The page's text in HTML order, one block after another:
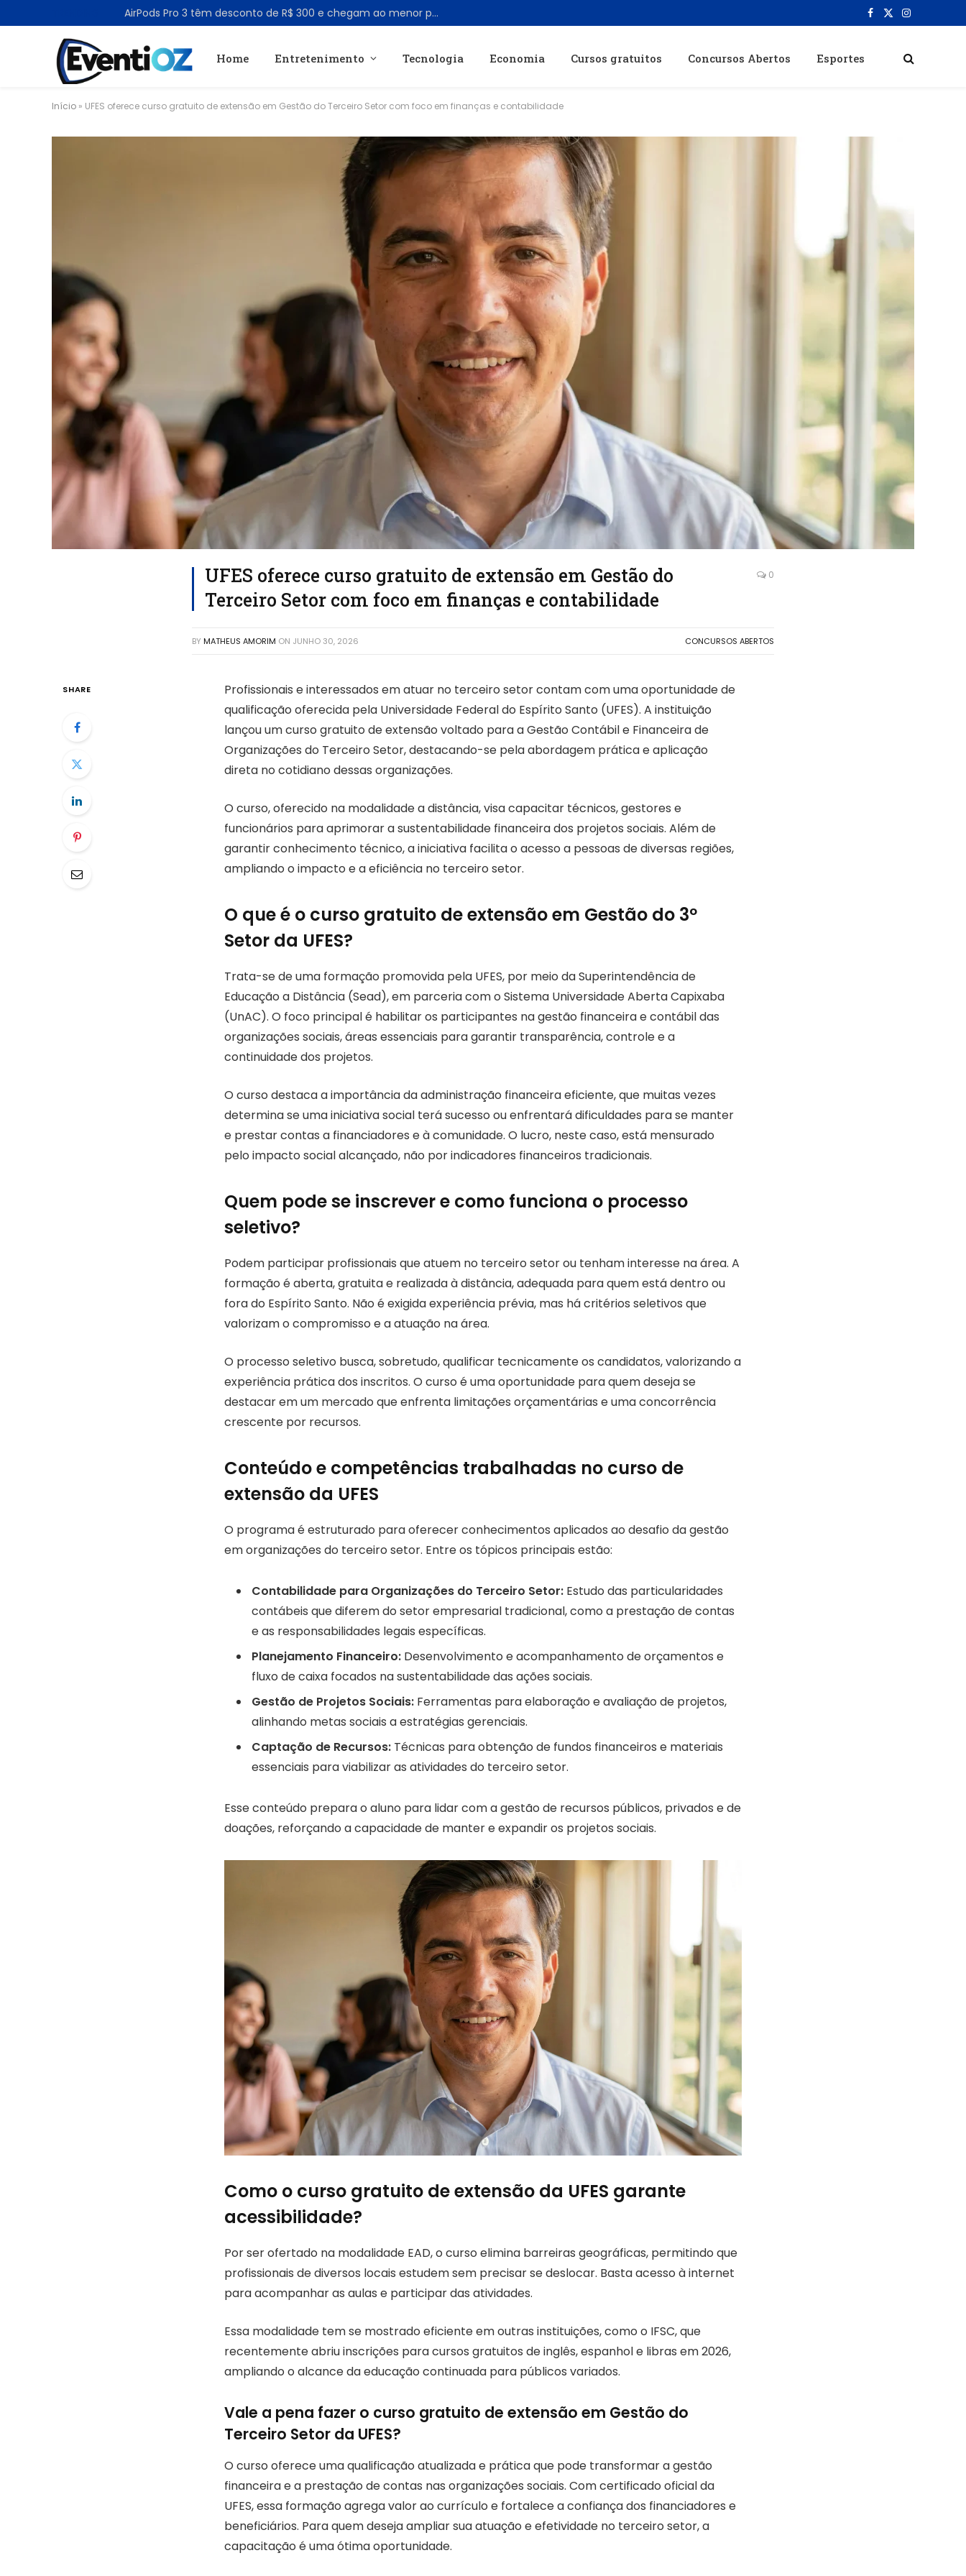
AirPods Pro 3 têm desconto de R$ 300 e chegam ao menor preço desde junho Facebook
X
Instagram
Home Entretenimento Tecnologia Economia Cursos gratuitos Concursos Abertos Esportes
Início » UFES oferece curso gratuito de extensão em Gestão do Terceiro Setor com foco em finanças e contabilidade
UFES oferece curso gratuito de extensão em Gestão do
Terceiro Setor com foco em finanças e contabilidade
0
BY MATHEUS AMORIM ON JUNHO 30, 2026 CONCURSOS ABERTOS
SHARE
Profissionais e interessados em atuar no terceiro setor contam com uma oportunidade de
qualificação oferecida pela Universidade Federal do Espírito Santo (UFES). A instituição
lançou um curso gratuito de extensão voltado para a Gestão Contábil e Financeira de
Organizações do Terceiro Setor, destacando-se pela abordagem prática e aplicação
direta no cotidiano dessas organizações.
O curso, oferecido na modalidade a distância, visa capacitar técnicos, gestores e
funcionários para aprimorar a sustentabilidade financeira dos projetos sociais. Além de
garantir conhecimento técnico, a iniciativa facilita o acesso a pessoas de diversas regiões,
ampliando o impacto e a eficiência no terceiro setor.
O que é o curso gratuito de extensão em Gestão do 3º
Setor da UFES?
Trata-se de uma formação promovida pela UFES, por meio da Superintendência de
Educação a Distância (Sead), em parceria com o Sistema Universidade Aberta Capixaba
(UnAC). O foco principal é habilitar os participantes na gestão financeira e contábil das
organizações sociais, áreas essenciais para garantir transparência, controle e a
continuidade dos projetos.
O curso destaca a importância da administração financeira eficiente, que muitas vezes
determina se uma iniciativa social terá sucesso ou enfrentará dificuldades para se manter
e prestar contas a financiadores e à comunidade. O lucro, neste caso, está mensurado
pelo impacto social alcançado, não por indicadores financeiros tradicionais.
Quem pode se inscrever e como funciona o processo
seletivo?
Podem participar profissionais que atuem no terceiro setor ou tenham interesse na área. A
formação é aberta, gratuita e realizada à distância, adequada para quem está dentro ou
fora do Espírito Santo. Não é exigida experiência prévia, mas há critérios seletivos que
valorizam o compromisso e a atuação na área.
O processo seletivo busca, sobretudo, qualificar tecnicamente os candidatos, valorizando a
experiência prática dos inscritos. O curso é uma oportunidade para quem deseja se
destacar em um mercado que enfrenta limitações orçamentárias e uma concorrência
crescente por recursos.
Conteúdo e competências trabalhadas no curso de
extensão da UFES
O programa é estruturado para oferecer conhecimentos aplicados ao desafio da gestão
em organizações do terceiro setor. Entre os tópicos principais estão:
Contabilidade para Organizações do Terceiro Setor: Estudo das particularidades
contábeis que diferem do setor empresarial tradicional, como a prestação de contas
e as responsabilidades legais específicas.
Planejamento Financeiro: Desenvolvimento e acompanhamento de orçamentos e
fluxo de caixa focados na sustentabilidade das ações sociais.
Gestão de Projetos Sociais: Ferramentas para elaboração e avaliação de projetos,
alinhando metas sociais a estratégias gerenciais.
Captação de Recursos: Técnicas para obtenção de fundos financeiros e materiais
essenciais para viabilizar as atividades do terceiro setor.
Esse conteúdo prepara o aluno para lidar com a gestão de recursos públicos, privados e de
doações, reforçando a capacidade de manter e expandir os projetos sociais.
Como o curso gratuito de extensão da UFES garante
acessibilidade?
Por ser ofertado na modalidade EAD, o curso elimina barreiras geográficas, permitindo que
profissionais de diversos locais estudem sem precisar se deslocar. Basta acesso à internet
para acompanhar as aulas e participar das atividades.
Essa modalidade tem se mostrado eficiente em outras instituições, como o IFSC, que
recentemente abriu inscrições para cursos gratuitos de inglês, espanhol e libras em 2026,
ampliando o alcance da educação continuada para públicos variados.
Vale a pena fazer o curso gratuito de extensão em Gestão do
Terceiro Setor da UFES?
O curso oferece uma qualificação atualizada e prática que pode transformar a gestão
financeira e a prestação de contas nas organizações sociais. Com certificado oficial da
UFES, essa formação agrega valor ao currículo e fortalece a confiança dos financiadores e
beneficiários. Para quem deseja ampliar sua atuação e efetividade no terceiro setor, a
capacitação é uma ótima oportunidade.